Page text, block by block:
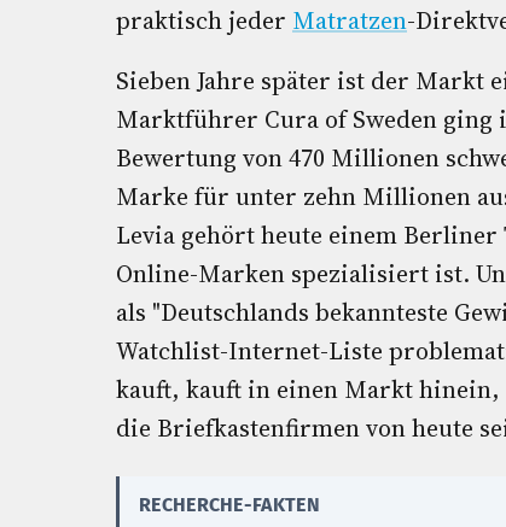
praktisch jeder Matratzen-
Sieben Jahre später ist der Markt
Marktführer Cura of Sweden ging
Bewertung von 470 Millionen
Marke für unter zehn Millionen
Levia gehört heute einem
Online-Marken spezialisiert ist.
als "Deutschlands bekannteste
Watchlist-Internet-Liste
kauft, kauft in einen Markt hinein,
die Briefkastenfirmen von heute
RECHERCHE-FAKTEN